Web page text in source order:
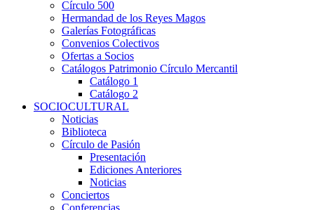
Círculo 500
Hermandad de los Reyes Magos
Galerías Fotográficas
Convenios Colectivos
Ofertas a Socios
Catálogos Patrimonio Círculo Mercantil
Catálogo 1
Catálogo 2
SOCIOCULTURAL
Noticias
Biblioteca
Círculo de Pasión
Presentación
Ediciones Anteriores
Noticias
Conciertos
Conferencias